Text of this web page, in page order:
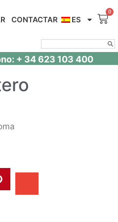
CONTACTAR ES
+ 34 623 103 400